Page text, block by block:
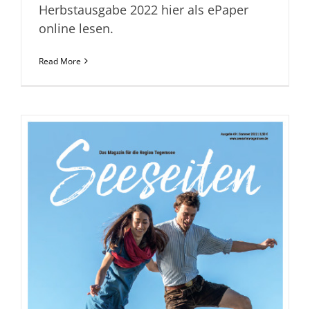
Herbstausgabe 2022 hier als ePaper
online lesen.
Read More